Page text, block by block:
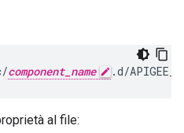
component_name .d/
al file: